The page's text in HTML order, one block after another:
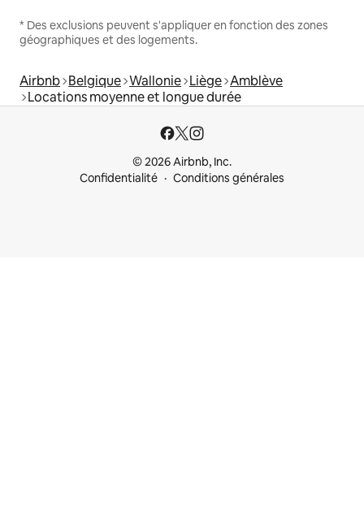
* Des exclusions peuvent s'appliquer en fonction des zones
géographiques et des logements.
Airbnb Belgique Wallonie Liège Amblève
Locations moyenne et longue durée
© 2026 Airbnb, Inc.
Confidentialité
Conditions générales